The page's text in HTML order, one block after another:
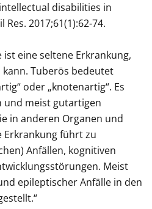
disabilities in
Res. 2017;61(1):62-74.
ist eine seltene Erkrankung,
Tuberös bedeutet
oder „knotenartig“. Es
und meist gutartigen
in anderen Organen und
Erkrankung führt zu
Anfällen, kognitiven
Meist
epileptischer Anfälle in den